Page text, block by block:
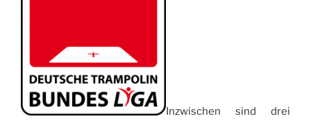
Inzwischen sind drei